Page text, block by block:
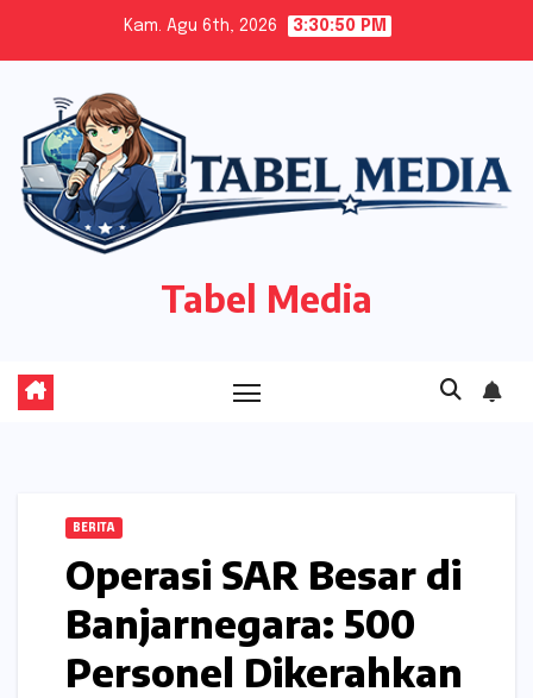
Kam. Agu 6th, 2026 3:30:51 PM
Tabel Media
BERITA
Operasi SAR Besar di
Banjarnegara: 500
Personel Dikerahkan